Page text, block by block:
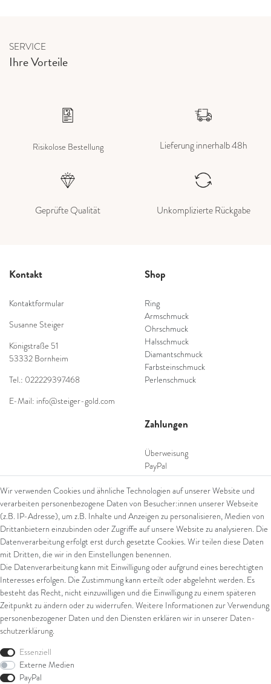
SERVICE
Ihre Vorteile
Risikolose Bestellung Lieferung innerhalb 48h
Geprüfte Qualität Unkomplizierte Rückgabe
Kontakt
Kontaktformular
Susanne Steiger
Königstraße 51
53332 Bornheim
Tel.: 022229397468
E-Mail: info@steiger-gold.com
Shop
Ring
Armschmuck
Ohrschmuck
Halsschmuck
Diamantschmuck
Farbsteinschmuck
Perlenschmuck
Zahlungen
Überweisung
PayPal
SEPA Lastschrift
giropay
Kreditkarte
Versand
UPS
FedEx
Wir verwenden Cookies und ähnliche Technologien auf unserer Website und
verarbeiten personenbezogene Daten von Besucher:innen unserer Webseite
(z.B. IP-Adresse), um z.B. Inhalte und Anzeigen zu personalisieren, Medien von
Drittanbietern einzubinden oder Zugriffe auf unsere Website zu analysieren. Die
Datenverarbeitung erfolgt erst durch gesetzte Cookies. Wir teilen diese Daten
mit Dritten, die wir in den Einstellungen benennen.
Die Datenverarbeitung kann mit Einwilligung oder aufgrund eines berechtigten
Interesses erfolgen. Die Zustimmung kann erteilt oder abgelehnt werden. Es
besteht das Recht, nicht einzuwilligen und die Einwilligung zu einem späteren
Zeitpunkt zu ändern oder zu widerrufen. Weitere Informationen zur Verwendung
personenbezogener Daten und den Diensten erklären wir in unserer Daten­
schutz­erklärung.
Essenziell
Externe Medien
PayPal